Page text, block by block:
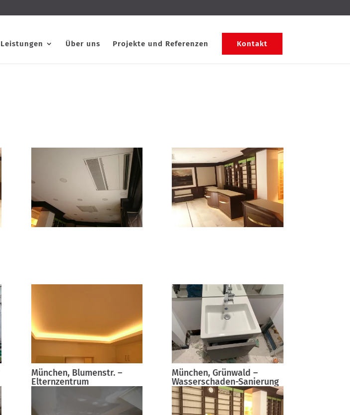
Leistungen Über uns Projekte und Referenzen Kontakt
München, Blumenstr. –
Elternzentrum
München, Grünwald –
Wasserschaden-Sanierung